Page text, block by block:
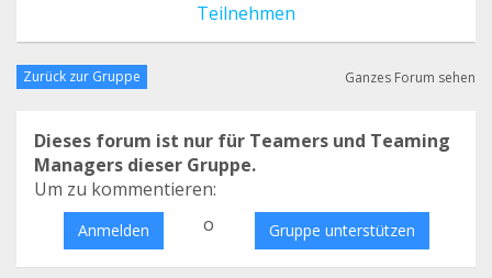
Teilnehmen
Zurück zur Gruppe Ganzes Forum sehen
Dieses forum ist nur für Teamers und Teaming
Managers dieser Gruppe.
Um zu kommentieren:
Anmelden o Gruppe unterstützen